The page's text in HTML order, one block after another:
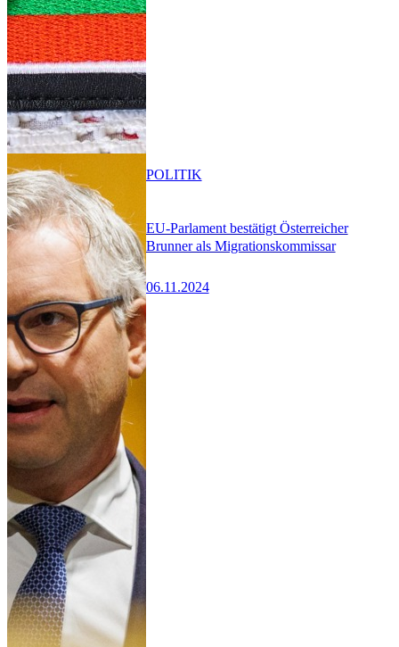
EU-Parlament bestätigt Österreicher
Brunner als Migrationskommissar
06.11.2024
POLITIK